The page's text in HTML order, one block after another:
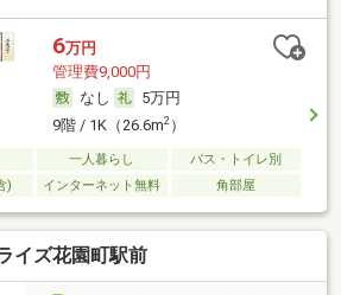
6万円
管理費9,000円
なし
5万円
9階 / 1K（26.6m2）
一人暮らし
バス・トイレ別
)
インターネット無料 角部屋
イズ花園町駅前